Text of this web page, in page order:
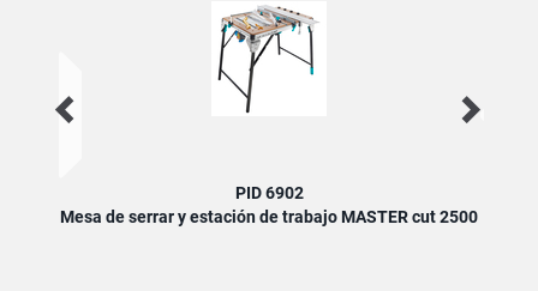
PID 6902
Mesa de serrar y estación de trabajo MASTER cut 2500